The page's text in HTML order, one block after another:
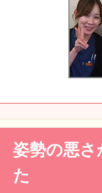
姿勢の悪さ
た